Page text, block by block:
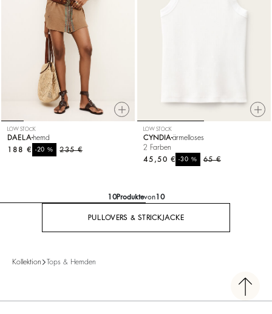
LOW STOCK
DAELA hemd
235 €
-20%
188 €
LOW STOCK
CYNDIA ärmelloses
2 Farben
65 €
-30%
45,50 €
10Produktevon10
PULLOVERS & STRICKJACKE
Kollektion Tops & Hemden